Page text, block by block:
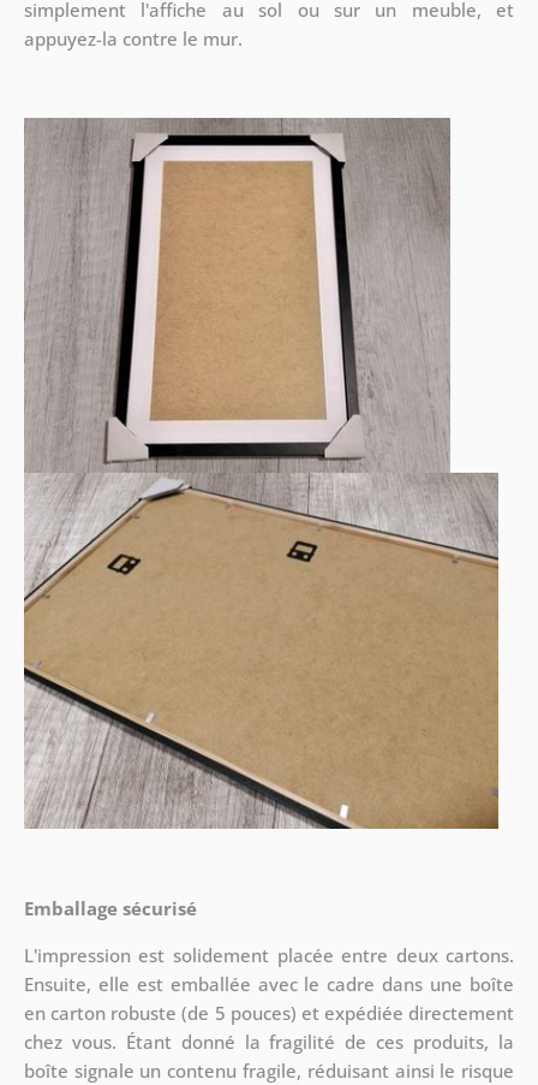
simplement l'affiche au sol ou sur un meuble, et
appuyez-la contre le mur.
Emballage sécurisé
L'impression est solidement placée entre deux cartons.
Ensuite, elle est emballée avec le cadre dans une boîte
en carton robuste (de 5 pouces) et expédiée directement
chez vous. Étant donné la fragilité de ces produits, la
boîte signale un contenu fragile, réduisant ainsi le risque